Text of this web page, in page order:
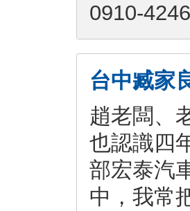
0910-
台中臧家
趙老闆、
也認識四
部宏泰汽
中，我常